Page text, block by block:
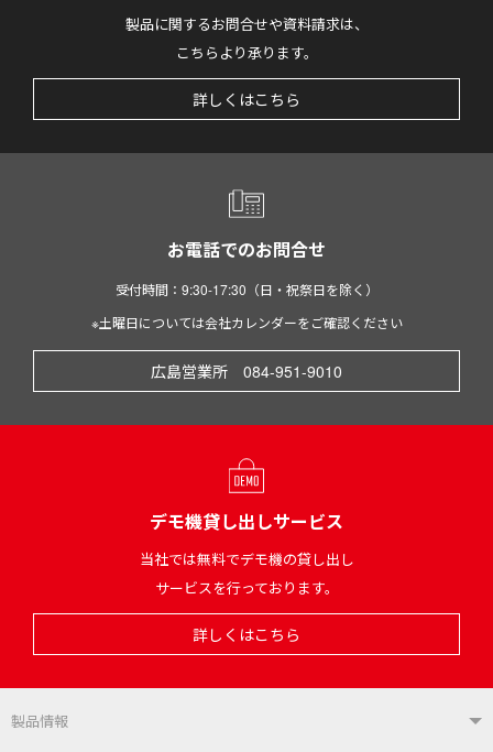
製品に関するお問合せや資料請求は、
こちらより承ります。
詳しくはこちら
お電話でのお問合せ
受付時間：9:30-17:30（日・祝祭日を除く）
※土曜日については会社カレンダーをご確認ください
広島営業所 084-951-9010
デモ機貸し出しサービス
当社では無料でデモ機の貸し出し
サービスを行っております。
詳しくはこちら
製品情報